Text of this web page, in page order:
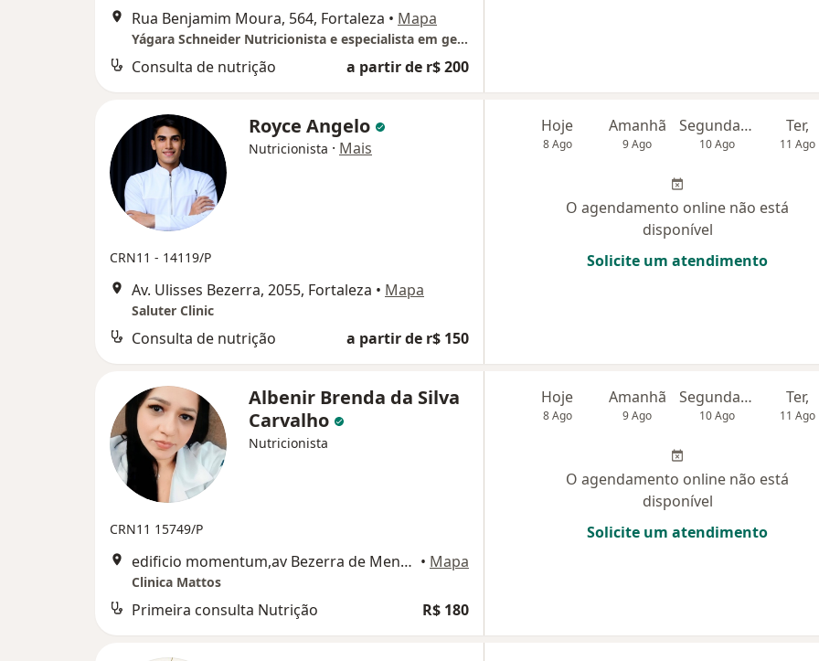
Rua Benjamim Moura, 564, Fortaleza • Mapa
Yágara Schneider Nutricionista e especialista em gerontologia
Consulta de nutrição a partir de r$ 200
Royce Angelo
Nutricionista · Mais
CRN11 - 14119/P
Av. Ulisses Bezerra, 2055, Fortaleza • Mapa
Saluter Clinic
Consulta de nutrição a partir de r$ 150
Hoje
8 Ago
Amanhã
9 Ago
Segunda-feira
10 Ago
Ter,
11 Ago
O agendamento online não está
disponível
Solicite um atendimento
Albenir Brenda da Silva
Carvalho
Nutricionista
CRN11 15749/P
edificio momentum,av Bezerra de Menezes1250, Fortaleza • Mapa
Clinica Mattos
Primeira consulta Nutrição R$ 180
Hoje
8 Ago
Amanhã
9 Ago
Segunda-feira
10 Ago
Ter,
11 Ago
O agendamento online não está
disponível
Solicite um atendimento